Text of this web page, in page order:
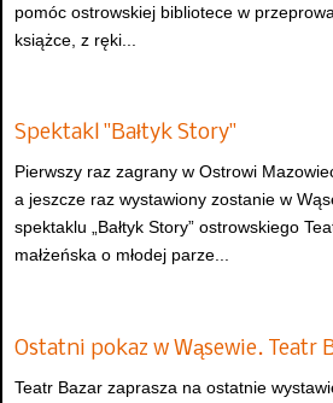
pomóc ostrowskiej bibliotece w
książce, z ręki...
Spektakl "Bałtyk Story"
Pierwszy raz zagrany w Ostrowi
a jeszcze raz wystawiony zostanie w
spektaklu „Bałtyk Story” ostrowskiego
małżeńska o młodej parze...
Ostatni pokaz w Wąsewie. Teatr
Teatr Bazar zaprasza na ostatnie